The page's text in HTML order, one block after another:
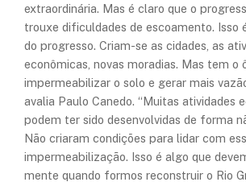
extraordinária. Mas é claro que o
trouxe dificuldades de escoamento. Isso
do progresso. Criam-se as cidades, as
econômicas, novas moradias. Mas tem o
impermeabilizar o solo e gerar mais
avalia Paulo Canedo. “Muitas atividades
podem ter sido desenvolvidas de forma
Não criaram condições para lidar com
impermeabilização. Isso é algo que
mente quando formos reconstruir o Rio